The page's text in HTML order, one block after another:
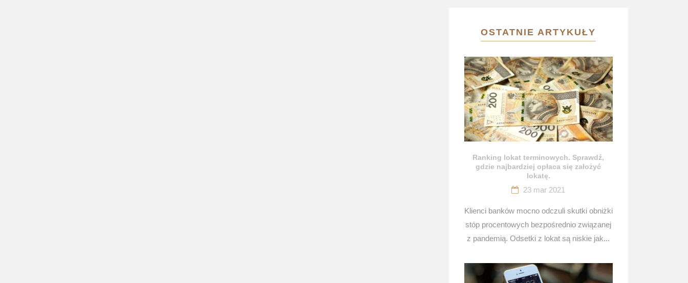
OSTATNIE ARTYKUŁY
Ranking lokat terminowych. Sprawdź,
gdzie najbardziej opłaca się założyć
lokatę.
23 mar 2021
Klienci banków mocno odczuli skutki obniżki
stóp procentowych bezpośrednio związanej
z pandemią. Odsetki z lokat są niskie jak...